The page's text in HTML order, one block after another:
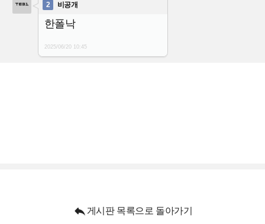
2 비공개
한폴낙
2025/06/2010:45
 게시판 목록으로 돌아가기